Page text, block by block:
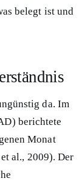
belegt ist und
da. Im
berichtete
Monat
al., 2009). Der